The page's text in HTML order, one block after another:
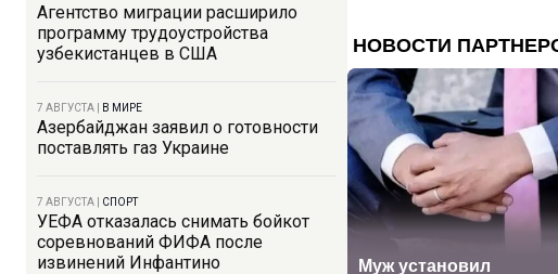
Агентство миграции расширило
программу трудоустройства
узбекистанцев в США
7 АВГУСТА В МИРЕ
Азербайджан заявил о готовности
поставлять газ Украине
7 АВГУСТА СПОРТ
УЕФА отказалась снимать бойкот
соревнований ФИФА после
извинений Инфантино